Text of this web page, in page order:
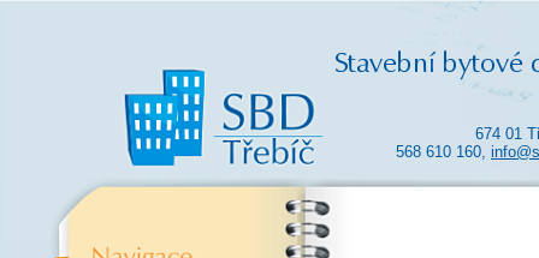
674 01
568 610 160,